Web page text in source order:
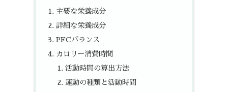
主要な栄養成分
詳細な栄養成分
PFCバランス
カロリー消費時間
活動時間の算出方法
運動の種類と活動時間